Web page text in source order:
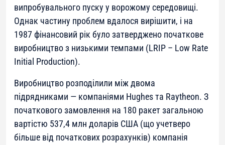
випробувального пуску у ворожому середовищі.
Однак частину проблем вдалося вирішити, і на
1987 фінансовий рік було затверджено початкове
виробництво з низькими темпами (LRIP – Low Rate
Initial Production).
Виробництво розподілили між двома
підрядниками — компаніями Hughes та Raytheon. З
початкового замовлення на 180 ракет загальною
вартістю 537,4 млн доларів США (що учетверо
більше від початкових розрахунків) компанія